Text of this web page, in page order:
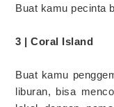
Buat kamu pecinta
3 | Coral Island
Buat kamu
liburan, bisa